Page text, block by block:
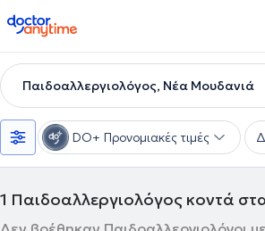
doctoranytime
Παιδοαλλεργιολόγος, Νέα Μουδανιά
DO+ Προνομιακές τιμές
1 Παιδοαλλεργιολόγος κοντά